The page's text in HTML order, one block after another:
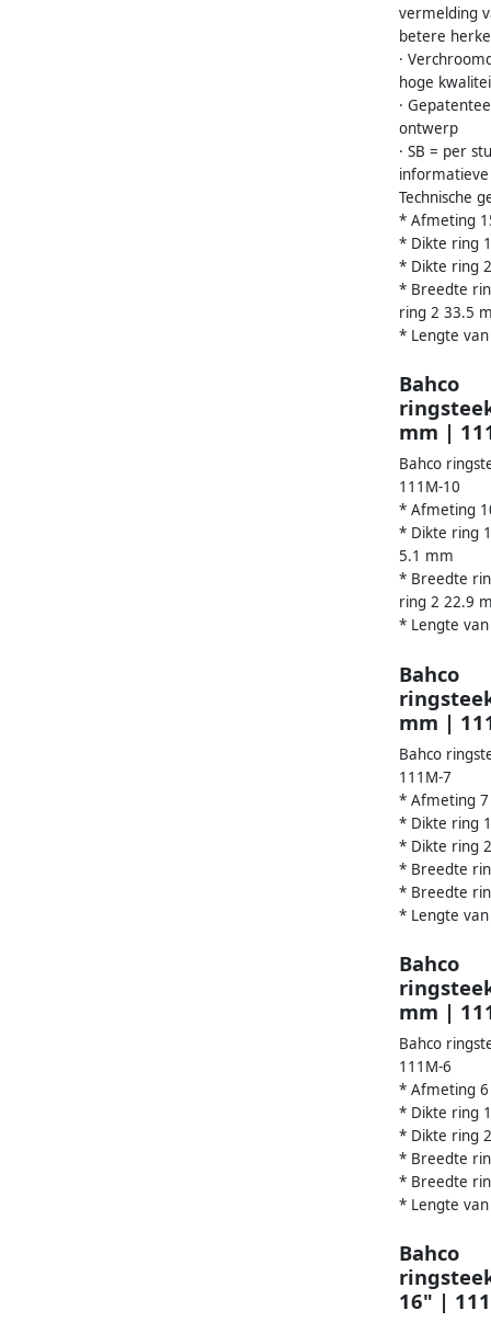
vermelding
betere
·
hoge
·
ontwerp
· SB = per
Technische
* Afmeting
* Dikte ring
* Dikte ring
* Breedte
ring 2 33.5
* Lengte
Bahco
mm |
Bahco
111M-10
* Afmeting
* Dikte ring
5.1 mm
* Breedte
ring 2 22.9
* Lengte
Bahco
mm |
Bahco
111M-7
* Afmeting
* Dikte ring
* Dikte ring
* Breedte
* Breedte
* Lengte
Bahco
mm |
Bahco
111M-6
* Afmeting
* Dikte ring
* Dikte ring
* Breedte
* Breedte
* Lengte
Bahco
16" |